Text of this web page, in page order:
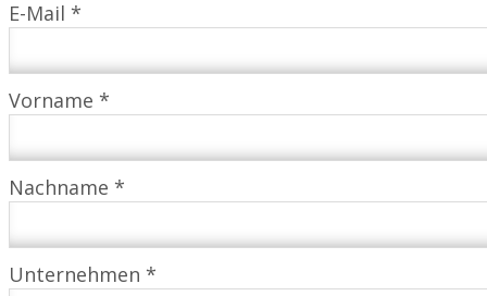
E-Mail *
Vorname *
Nachname *
Unternehmen *